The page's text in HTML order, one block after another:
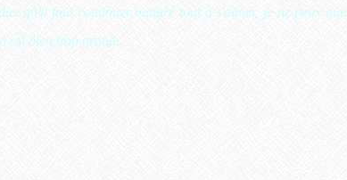
qu'il faut continuer malgré tout à s'aimer, je ne peux que
est bien trop grand...